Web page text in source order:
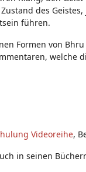
des
führen.
Formen von
welche
Videoreihe,
in seinen